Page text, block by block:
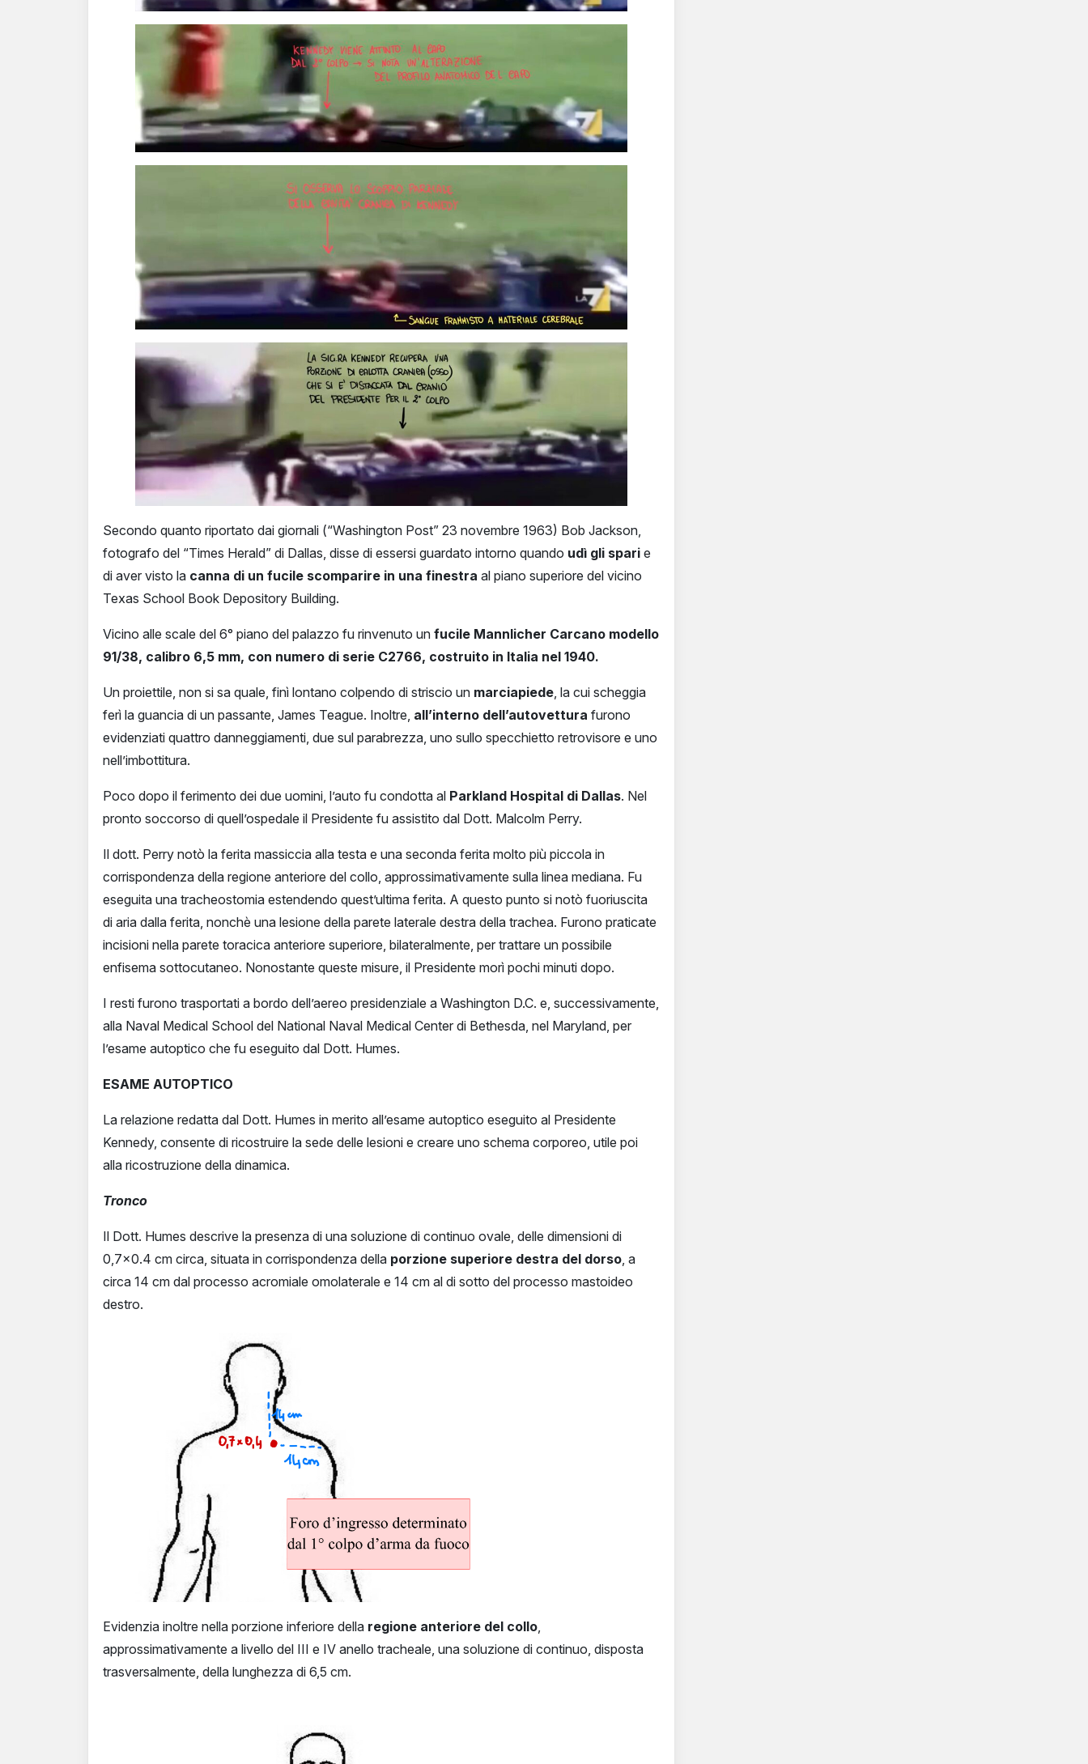
Secondo quanto riportato dai giornali (“Washington Post” 23 novembre 1963) Bob Jackson,
fotografo del “Times Herald” di Dallas, disse di essersi guardato intorno quando udì gli spari e
di aver visto la canna di un fucile scomparire in una finestra al piano superiore del vicino
Texas School Book Depository Building.
Vicino alle scale del 6° piano del palazzo fu rinvenuto un fucile Mannlicher Carcano modello
91/38, calibro 6,5 mm, con numero di serie C2766, costruito in Italia nel 1940.
Un proiettile, non si sa quale, finì lontano colpendo di striscio un marciapiede , la cui scheggia
ferì la guancia di un passante, James Teague. Inoltre, all’interno dell’autovettura furono
evidenziati quattro danneggiamenti, due sul parabrezza, uno sullo specchietto retrovisore e uno
nell’imbottitura.
Poco dopo il ferimento dei due uomini, l’auto fu condotta al Parkland Hospital di Dallas. Nel
pronto soccorso di quell’ospedale il Presidente fu assistito dal Dott. Malcolm Perry.
Il dott. Perry notò la ferita massiccia alla testa e una seconda ferita molto più piccola in
corrispondenza della regione anteriore del collo, approssimativamente sulla linea mediana. Fu
eseguita una tracheostomia estendendo quest’ultima ferita. A questo punto si notò fuoriuscita
di aria dalla ferita, nonchè una lesione della parete laterale destra della trachea. Furono praticate
incisioni nella parete toracica anteriore superiore, bilateralmente, per trattare un possibile
enfisema sottocutaneo. Nonostante queste misure, il Presidente morì pochi minuti dopo.
I resti furono trasportati a bordo dell’aereo presidenziale a Washington D.C. e, successivamente,
alla Naval Medical School del National Naval Medical Center di Bethesda, nel Maryland, per
l’esame autoptico che fu eseguito dal Dott. Humes.
ESAME AUTOPTICO
La relazione redatta dal Dott. Humes in merito all’esame autoptico eseguito al Presidente
Kennedy, consente di ricostruire la sede delle lesioni e creare uno schema corporeo, utile poi
alla ricostruzione della dinamica.
Tronco
Il Dott. Humes descrive la presenza di una soluzione di continuo ovale, delle dimensioni di
0,7×0.4 cm circa, situata in corrispondenza della porzione superiore destra del dorso , a
circa 14 cm dal processo acromiale omolaterale e 14 cm al di sotto del processo mastoideo
destro.
Evidenzia inoltre nella porzione inferiore della regione anteriore del collo
approssimativamente a livello del III e IV anello tracheale, una soluzione di continuo, disposta
trasversalmente, della lunghezza di 6,5 cm.